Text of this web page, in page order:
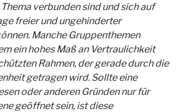
verbunden sind und sich auf
freier und ungehinderter
Manche Gruppenthemen
ein hohes Maß an Vertraulichkeit
Rahmen, der gerade durch die
getragen wird. Sollte eine
oder anderen Gründen nur für
geöffnet sein, ist diese